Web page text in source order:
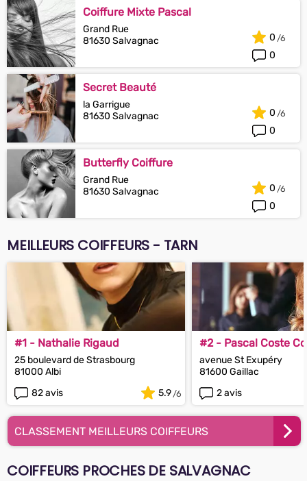
Coiffure Mixte Pascal
Grand Rue
81630 Salvagnac
0
0
Secret Beauté
la Garrigue
81630 Salvagnac
0
0
Butterfly Coiffure
Grand Rue
81630 Salvagnac
0
0
MEILLEURS COIFFEURS - TARN
#1 - Nathalie Rigaud
25 boulevard de Strasbourg
81000 Albi
82 avis
5.9
#2 - Pascal Coste
avenue St Exupéry
81600 Gaillac
2 avis
CLASSEMENT MEILLEURS COIFFEURS
COIFFEURS PROCHES DE SALVAGNAC